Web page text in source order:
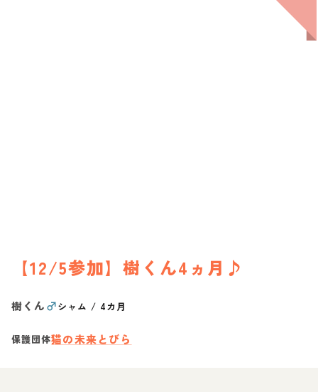
【12/5参加】樹くん4ヵ月♪
樹くん♂シャム / 4カ月
保護団体猫の未来とびら